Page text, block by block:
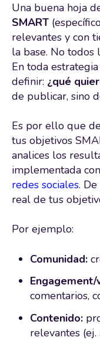
Una buena hoja
SMART
relevantes y con
la base. No todos
En toda
definir: ¿qué
de publicar, sino
Es por ello que
tus objetivos
analices los
implementada
redes sociales.
real de tus
Por ejemplo:
Comunidad:
Engagement/
comentarios,
Contenido:
relevantes (ej.